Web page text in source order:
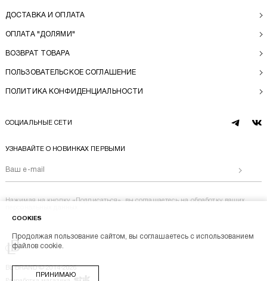
Перейти на главную
BL BRAND © 2014-2026
ДОСТАВКА И ОПЛАТА
ОПЛАТА "ДОЛЯМИ"
ВОЗВРАТ ТОВАРА
ПОЛЬЗОВАТЕЛЬСКОЕ СОГЛАШЕНИЕ
ПОЛИТИКА КОНФИДЕНЦИАЛЬНОСТИ
СОЦИАЛЬНЫЕ СЕТИ
telegram
vk
УЗНАВАЙТЕ О НОВИНКАХ ПЕРВЫМИ
Нажимая на кнопку «Подписаться», вы соглашаетесь на обработку ваших
COOKIES
Продолжая пользование сайтом, вы соглашаетесь с использованием
файлов cookie.
ПРИНИМАЮ